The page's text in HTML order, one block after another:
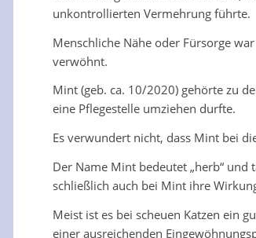
unkontrollierten Vermehrung führte.
Menschliche Nähe oder Fürsorge
verwöhnt.
Mint (geb. ca. 10/2020) gehörte zu
eine Pflegestelle umziehen durfte.
Es verwundert nicht, dass Mint bei
Der Name Mint bedeutet „herb“
schließlich auch bei Mint ihre
Meist ist es bei scheuen Katzen ein
einer ausreichenden